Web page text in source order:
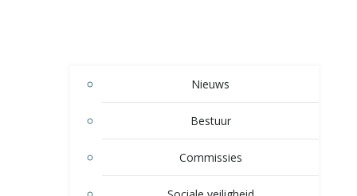
Nieuws
Bestuur
Commissies